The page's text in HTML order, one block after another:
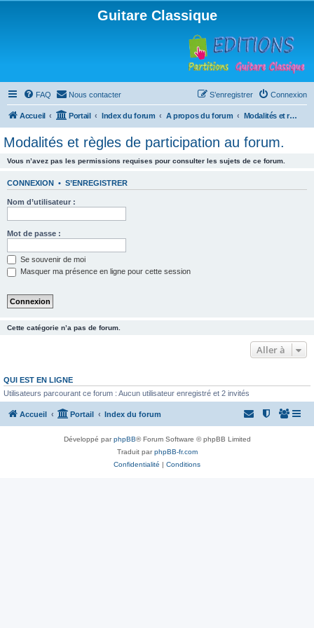
Guitare Classique
FAQ Nous contacter Connexion
S’enregistrer
Accueil Portail Index du forum A propos du forum Modalités et règles de participation au forum.
Modalités et règles de participation au forum.
Vous n’avez pas les permissions requises pour consulter les sujets de ce forum.
CONNEXION • S’ENREGISTRER
Nom d’utilisateur :
Mot de passe :
Se souvenir de moi
Masquer ma présence en ligne pour cette session
Cette catégorie n’a pas de forum.
Aller à
QUI EST EN LIGNE
Utilisateurs parcourant ce forum : Aucun utilisateur enregistré et 2 invités
Accueil Portail Index du forum
Développé parphpBB® Forum Software © phpBB Limited
Traduit parphpBB-fr.com
Confidentialité | Conditions